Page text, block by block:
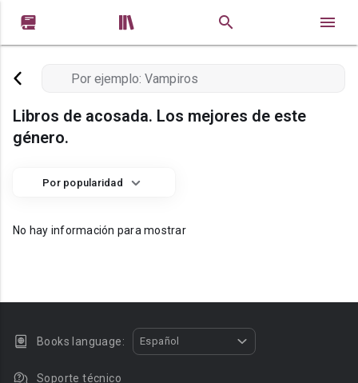
 
Libros de acosada. Los mejores de este
género.
Por popularidad
No hay información para mostrar
Books language: Español
Soporte técnico